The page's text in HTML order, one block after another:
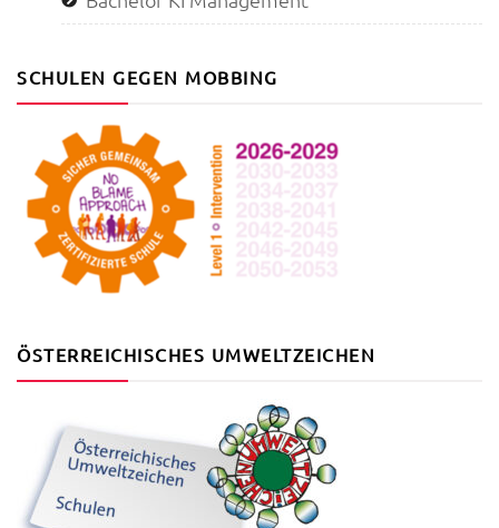
SCHULEN GEGEN MOBBING
ÖSTERREICHISCHES UMWELTZEICHEN